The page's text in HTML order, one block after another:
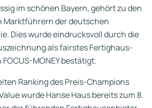
im schönen Bayern, gehört zu den
der deutschen
Dies wurde eindrucksvoll durch die
als fairstes Fertighaus-
MONEY bestätigt.
Ranking des Preis-Champions
wurde Hanse Haus bereits zum 8.